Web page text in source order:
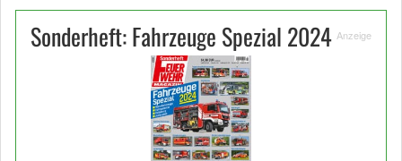
Sonderheft: Fahrzeuge Spezial 2024 Anzeige